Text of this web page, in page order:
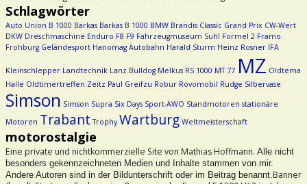
Schlagwörter
Auto Union B 1000 Barkas Barkas B 1000 BMW Brandis Classic Grand Prix CW-Wert
DKW Dreschmaschine Enduro F8 F9 Fahrzeugmuseum Suhl Formel 2 Framo
Frohburg Geländesport Hanomag Autobahn Harald Sturm Heinz Rosner IFA
Kleinschlepper Landtechnik Lanz Bulldog Melkus RS 1000 MT 77 MZ Oldtema
Halle Oldtimertreffen Zeitz Paul Greifzu Robur Rovomobil Rudge Silbervase
Simson Simson Supra Six Days Sport-AWO Standmotoren stationäre
Motoren Trabant Trophy Wartburg Weltmeisterschaft
motorostalgie
Eine private und nichtkommerzielle Site von Mathias Hoffmann. Alle nicht
besonders gekennzeichneten Medien und Inhalte stammen von mir.
Andere Autoren sind in der Bildunterschrift oder im Beitrag benannt. Banner